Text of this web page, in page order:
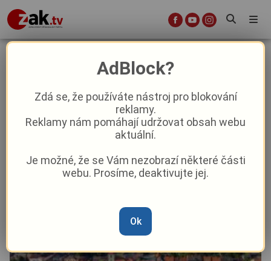
Město Mýto slaví výročí. Dorazí
Milan Peroutka i Olympic Revival
Z kraje
11:13
AdBlock?
Zdá se, že používáte nástroj pro blokování
reklamy.
Reklamy nám pomáhají udržovat obsah webu
aktuální.
Je možné, že se Vám nezobrazí některé části
webu. Prosíme, deaktivujte jej.
Ok